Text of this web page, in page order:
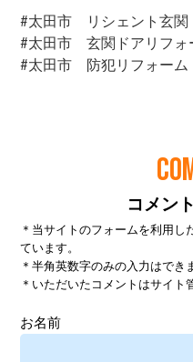
コメン
＊当サイトのフォームを利用し
ています。
＊半角英数字のみの入力はでき
＊いただいたコメントはサイト
お名前